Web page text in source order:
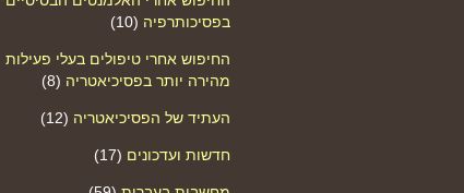
בפסיכותרפיה (10)
החיפוש אחרי טיפולים בעלי פעילות
מהירה יותר בפסיכיאטריה (8)
העתיד של הפסיכיאטריה (12)
חדשות ועדכונים (17)